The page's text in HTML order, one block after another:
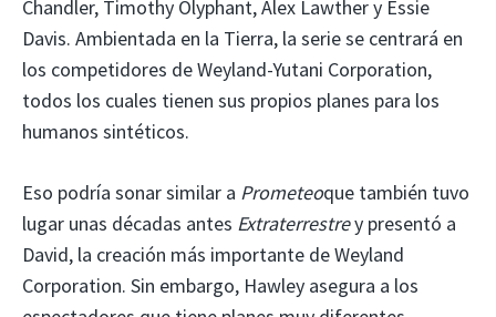
Chandler, Timothy Olyphant, Alex Lawther y Essie
Davis. Ambientada en la Tierra, la serie se centrará en
los competidores de Weyland-Yutani Corporation,
todos los cuales tienen sus propios planes para los
humanos sintéticos.
Eso podría sonar similar a Prometeoque también tuvo
lugar unas décadas antes Extraterrestrey presentó a
David, la creación más importante de Weyland
Corporation. Sin embargo, Hawley asegura a los